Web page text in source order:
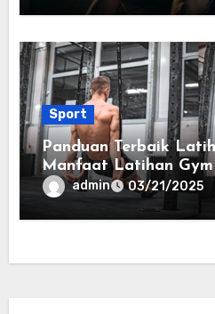
Sport
Panduan Terbaik
Manfaat Latihan
admin 03/21/2025